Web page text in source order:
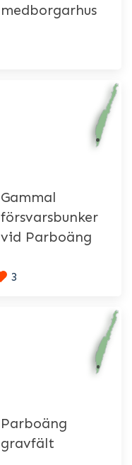
medborgarhus
Gammal
försvarsbunker
vid Parboäng
3
Parboäng
gravfält